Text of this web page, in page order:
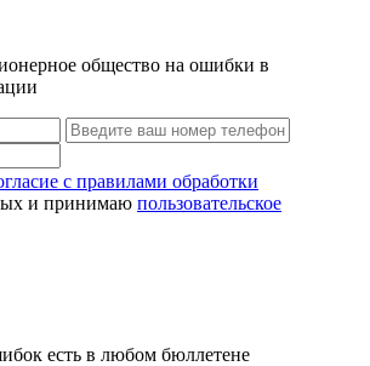
общество на ошибки в
с правилами обработки
и принимаю пользовательское
есть в любом бюллетене